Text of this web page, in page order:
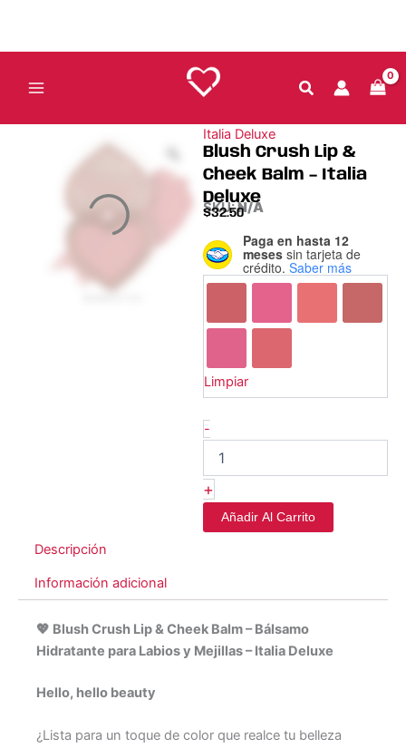
contenido
Italia Deluxe
Blush Crush Lip &
Cheek Balm – Italia
Deluxe
SKU:N/A
$32.50
Paga en hasta 12
meses sin tarjeta de
crédito. Saber más
Limpiar
-
Blush
Crush
Lip
Balm
Italia
Deluxe
+
Añadir Al Carrito
Descripción
Información adicional
💖 Blush Crush Lip & Cheek Balm – Bálsamo
Hidratante para Labios y Mejillas – Italia Deluxe
Hello, hello beauty
¿Lista para un toque de color que realce tu belleza